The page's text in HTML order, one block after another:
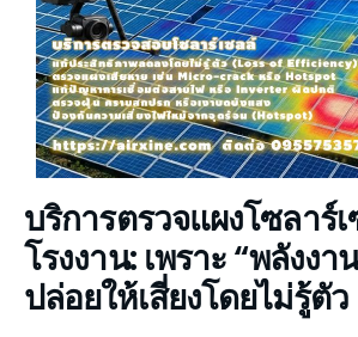
บริการตรวจแผงโซลาร์
โรงงาน: เพราะ “พลังงา
ปล่อยให้เสี่ยงโดยไม่รู้ตัว